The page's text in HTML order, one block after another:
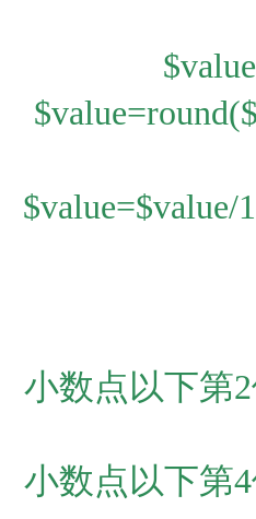
小数点以下第
小数点以下第